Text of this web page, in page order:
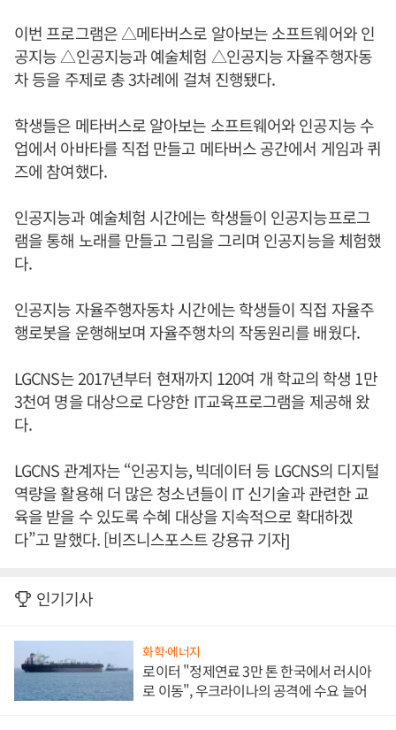
이번 프로그램은 △메타버스로 알아보는 소프트웨어와 인
공지능 △인공지능과 예술체험 △인공지능 자율주행자동
차 등을 주제로 총 3차례에 걸쳐 진행됐다.
학생들은 메타버스로 알아보는 소프트웨어와 인공지능 수
업에서 아바타를 직접 만들고 메타버스 공간에서 게임과 퀴
즈에 참여했다.
인공지능과 예술체험 시간에는 학생들이 인공지능프로그
램을 통해 노래를 만들고 그림을 그리며 인공지능을 체험했
다.
인공지능 자율주행자동차 시간에는 학생들이 직접 자율주
행로봇을 운행해보며 자율주행차의 작동원리를 배웠다.
LGCNS는 2017년부터 현재까지 120여 개 학교의 학생 1만
3천여 명을 대상으로 다양한 IT교육프로그램을 제공해 왔
다.
LGCNS 관계자는 “인공지능, 빅데이터 등 LGCNS의 디지털
역량을 활용해 더 많은 청소년들이 IT 신기술과 관련한 교
육을 받을 수 있도록 수혜 대상을 지속적으로 확대하겠
다”고 말했다. [비즈니스포스트 강용규 기자]
인기기사
화학·에너지
로이터 "정제연료 3만 톤 한국에서 러시아
로 이동", 우크라이나의 공격에 수요 늘어